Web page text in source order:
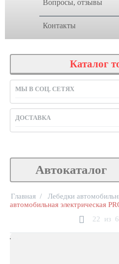
Вопросы, отзывы
Контакты
Каталог
МЫ В СОЦ. СЕТЯХ
ДОСТАВКА
Автокаталог
Главная / Лебедки
автомобильная электрическая
22
из